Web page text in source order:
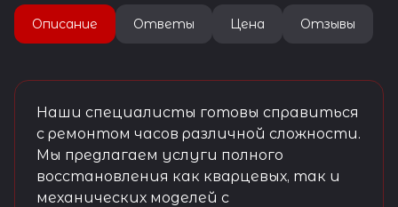
Описание Ответы Цена Отзывы
Наши специалисты готовы справиться
с ремонтом часов различной сложности.
Мы предлагаем услуги полного
восстановления как кварцевых, так и
механических моделей с